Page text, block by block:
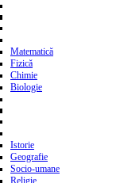
Matematică
Fizică
Chimie
Biologie
Istorie
Geografie
Socio-umane
Religie